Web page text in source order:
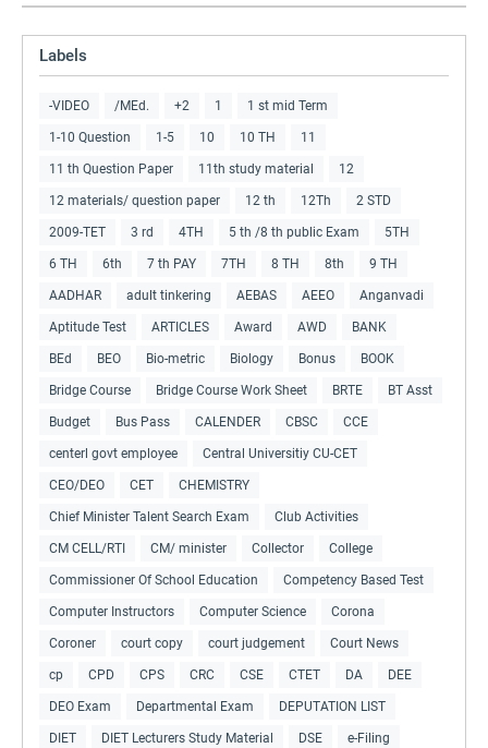
Labels
-VIDEO /MEd. +2 1 1 st mid Term
1-10 Question 1-5 10 10 TH 11
11 th Question Paper 11th study material 12
12 materials/ question paper 12 th 12Th 2 STD
2009-TET 3 rd 4TH 5 th /8 th public Exam 5TH
6 TH 6th 7 th PAY 7TH 8 TH 8th 9 TH
AADHAR adult tinkering AEBAS AEEO Anganvadi
Aptitude Test ARTICLES Award AWD BANK
BEd BEO Bio-metric Biology Bonus BOOK
Bridge Course Bridge Course Work Sheet BRTE BT Asst
Budget Bus Pass CALENDER CBSC CCE
centerl govt employee Central Universitiy CU-CET
CEO/DEO CET CHEMISTRY
Chief Minister Talent Search Exam Club Activities
CM CELL/RTI CM/ minister Collector College
Commissioner Of School Education Competency Based Test
Computer Instructors Computer Science Corona
Coroner court copy court judgement Court News
cp CPD CPS CRC CSE CTET DA DEE
DEO Exam Departmental Exam DEPUTATION LIST
DIET DIET Lecturers Study Material DSE e-Filing